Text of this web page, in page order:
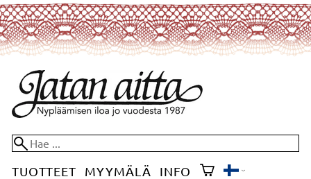
TUOTTEET MYYMÄLÄ INFO